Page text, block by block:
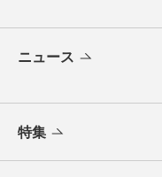
ニュース
特集